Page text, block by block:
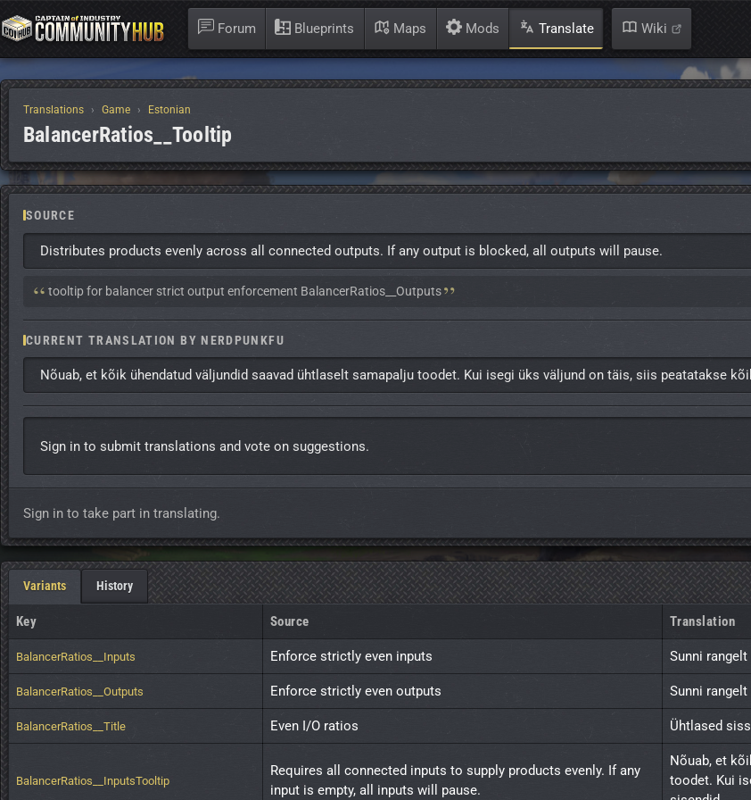
Forum Blueprints Maps Mods Translate Wiki
Translations Game Estonian
BalancerRatios__Tooltip
SOURCE
Distributes products evenly across all connected outputs. If any output is blocked, all outputs will pause.
Context:
tooltip for balancer strict output enforcement BalancerRatios__Outputs
CURRENT TRANSLATION BY NERDPUNKFU
Nõuab, et kõik ühendatud väljundid saavad ühtlaselt samapalju toodet. Kui isegi üks väljund on täis, siis peatatakse
Sign in to submit translations and vote on suggestions.
Sign in to take part in translating.
Variants History
Key Source Translation
BalancerRatios__Inputs Enforce strictly even inputs Sunni
BalancerRatios__Outputs Enforce strictly even outputs Sunni
BalancerRatios__Title Even I/O ratios Ühtlased
BalancerRatios__InputsTooltip
Requires all connected inputs to supply products evenly. If any
input is empty, all inputs will pause.
Nõuab, et
toodet. Kui